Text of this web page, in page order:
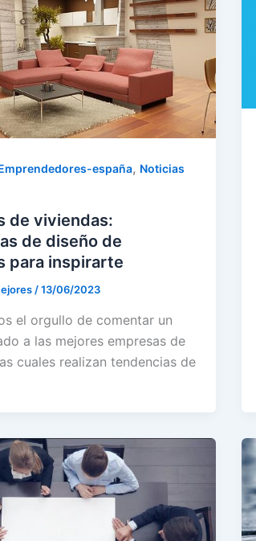
españa, Noticias
de viviendas:
de diseño de
para inspirarte
/13/06/2023
el orgullo de comentar un
a las mejores empresas de
cuales realizan tendencias de